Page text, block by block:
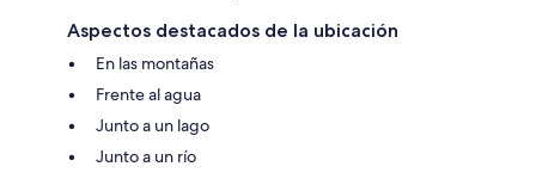
Aspectos destacados de la ubicación
En las montañas
Frente al agua
Junto a un lago
Junto a un río